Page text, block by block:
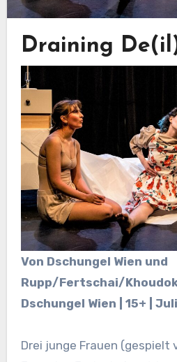
Draining
Von Dschungel Wien und
Rupp/Fertschai/
Dschungel Wien | 15+ |
Drei junge Frauen (gespielt